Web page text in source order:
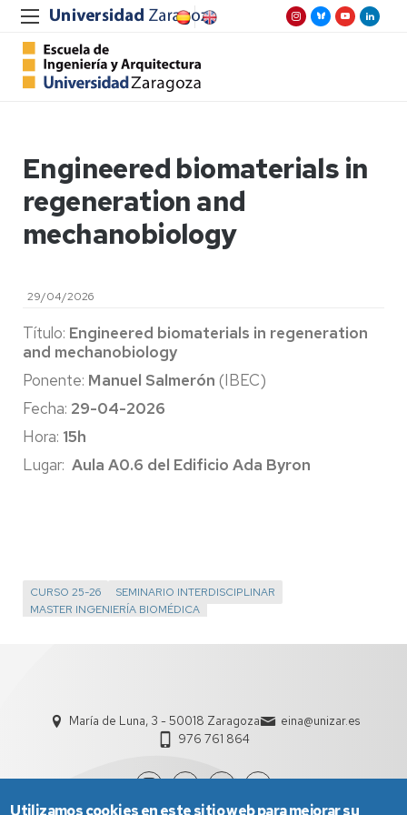
Engineered biomaterials in
regeneration and
mechanobiology
29/04/2026
Título: Engineered biomaterials in regeneration
and mechanobiology
Ponente: Manuel Salmerón (IBEC)
Fecha: 29-04-2026
Hora: 15h
Lugar: Aula A0.6 del Edificio Ada Byron
CURSO 25-26
SEMINARIO INTERDISCIPLINAR
MASTER INGENIERÍA BIOMÉDICA
María de Luna, 3 - 50018 Zaragoza
eina@unizar.es
976 761 864
Utilizamos cookies en este sitio web para mejorar su